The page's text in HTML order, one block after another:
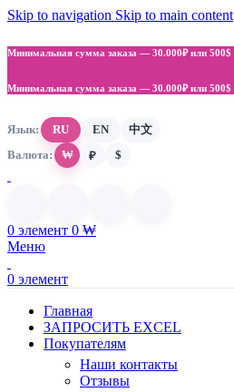
Skip to navigation Skip to main content
Минимальная сумма заказа — 30.000₽ или 500$
Минимальная сумма заказа — 30.000₽ или 500$
Язык: RU EN
中文
Валюта:
₩ ₽ $
0 элемент 0 ₩
Меню
0 элемент
Главная
ЗАПРОСИТЬ EXCEL
Покупателям
Наши контакты
Отзывы